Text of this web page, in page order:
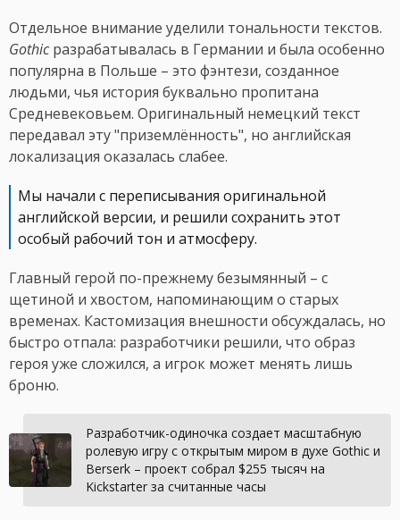
Отдельное внимание уделили тональности текстов.
Gothicразрабатывалась в Германии и была особенно
популярна в Польше – это фэнтези, созданное
людьми, чья история буквально пропитана
Средневековьем. Оригинальный немецкий текст
передавал эту "приземлённость", но английская
локализация оказалась слабее.
Мы начали с переписывания оригинальной
английской версии, и решили сохранить этот
особый рабочий тон и атмосферу.
Главный герой по-прежнему безымянный – с
щетиной и хвостом, напоминающим о старых
временах. Кастомизация внешности обсуждалась, но
быстро отпала: разработчики решили, что образ
героя уже сложился, а игрок может менять лишь
броню.
Разработчик-одиночка создает масштабную
ролевую игру с открытым миром в духе Gothic и
Berserk – проект собрал $255 тысяч на
Kickstarter за считанные часы